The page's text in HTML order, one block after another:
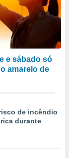
e sábado só
amarelo de
de incêndio
durante